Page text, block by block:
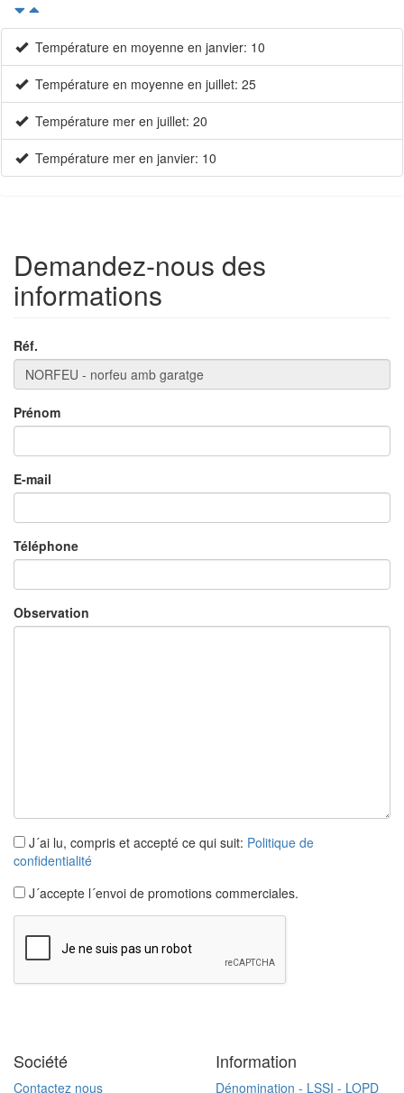
Température en moyenne en janvier: 10
Température en moyenne en juillet: 25
Température mer en juillet: 20
Température mer en janvier: 10
Demandez-nous des
informations
Réf.
Prénom
E-mail
Téléphone
Observation
J´ai lu, compris et accepté ce qui suit: Politique de
confidentialité
J´accepte l´envoi de promotions commerciales.
Société
Contactez nous
Information
Dénomination - LSSI - LOPD